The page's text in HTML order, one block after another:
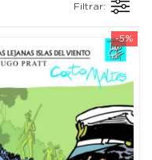
Filtrar:
-5%